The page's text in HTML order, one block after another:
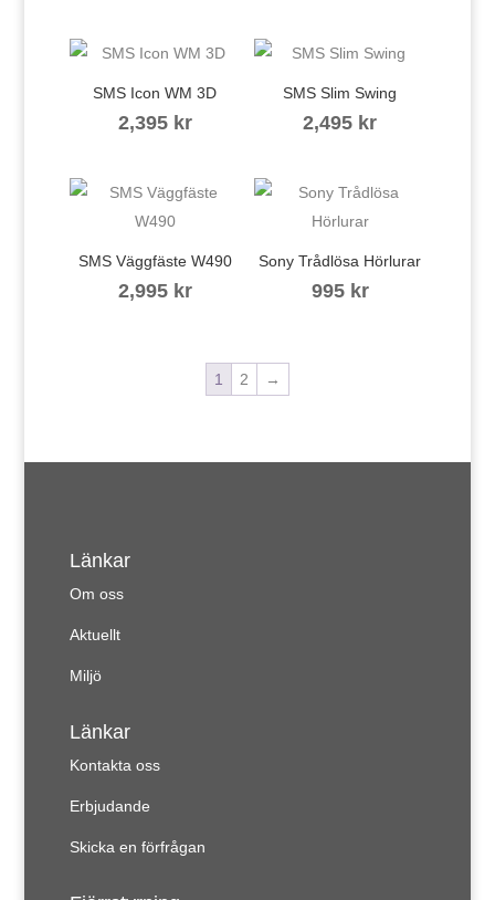
SMS Icon WM 3D
2,395 kr
SMS Slim Swing
2,495 kr
SMS Väggfäste W490
2,995 kr
Sony Trådlösa Hörlurar
995 kr
1 2 →
Länkar
Om oss
Aktuellt
Miljö
Länkar
Kontakta oss
Erbjudande
Skicka en förfrågan